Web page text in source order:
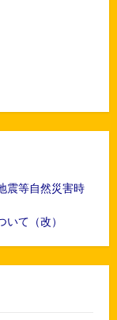
震等自然災害時
て（改）